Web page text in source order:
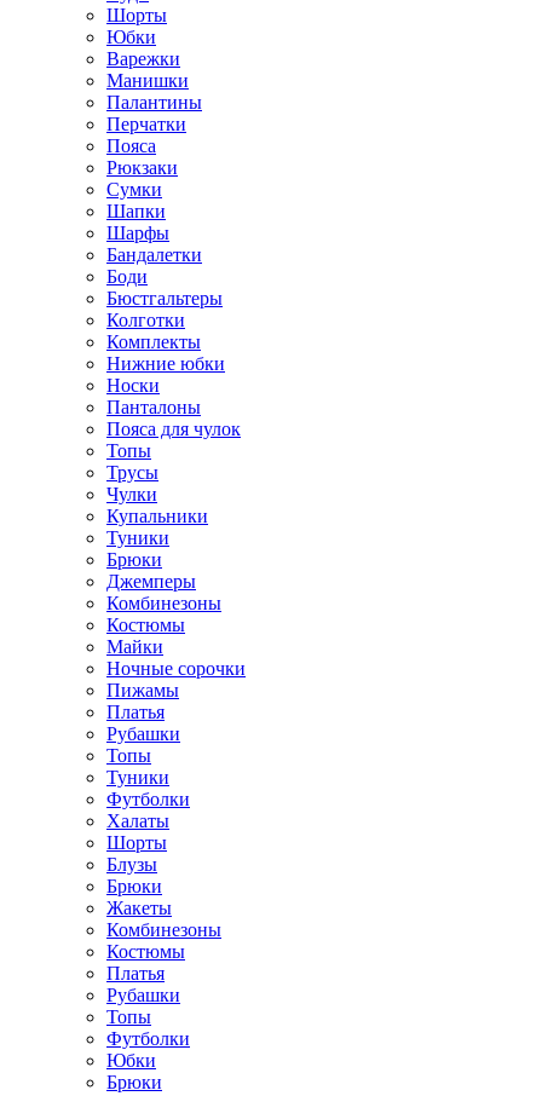
Шорты
Юбки
Варежки
Манишки
Палантины
Перчатки
Пояса
Рюкзаки
Сумки
Шапки
Шарфы
Бандалетки
Боди
Бюстгальтеры
Колготки
Комплекты
Нижние юбки
Носки
Панталоны
Поясa для чулок
Топы
Трусы
Чулки
Купальники
Туники
Брюки
Джемперы
Комбинезоны
Костюмы
Майки
Ночные сорочки
Пижамы
Платья
Рубашки
Топы
Туники
Футболки
Халаты
Шорты
Блузы
Брюки
Жакеты
Комбинезоны
Костюмы
Платья
Рубашки
Топы
Футболки
Юбки
Брюки